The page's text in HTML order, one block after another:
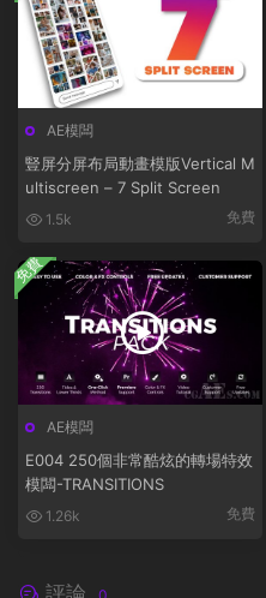
AE模闆
豎屏分屏布局動畫模版Vertical M
ultiscreen – 7 Split Screen
1.5k 免費
AE模闆
E004 250個非常酷炫的轉場特效
模闆-TRANSITIONS
1.26k 免費
免費
評論